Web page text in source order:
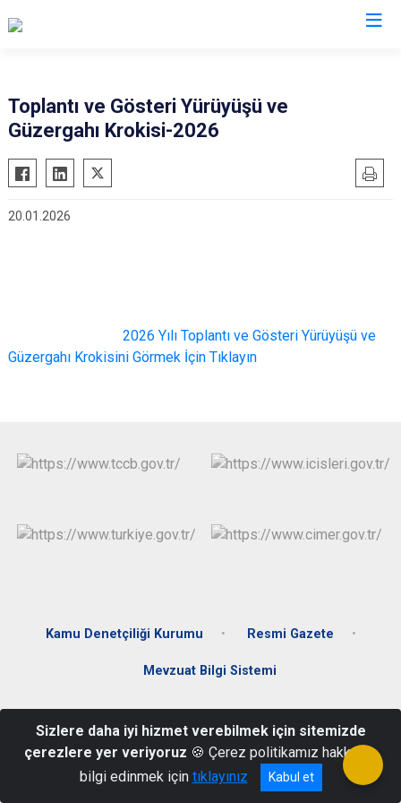
Ağaçören
Eskil
Güzelyurt
Toplantı ve Gösteri Yürüyüşü ve
Güzergahı Krokisi-2026
20.01.2026
2026 Yılı Toplantı ve Gösteri Yürüyüşü ve
Güzergahı Krokisini Görmek İçin Tıklayın
Kamu Denetçiliği Kurumu Resmi Gazete
Mevzuat Bilgi Sistemi
Ortaköy/Aksaray
0 (382) 351 24 40
Sizlere daha iyi hizmet verebilmek için sitemizde
çerezlere yer veriyoruz 🍪 Çerez politikamız hakkında
bilgi edinmek için tıklayınız Kabul et